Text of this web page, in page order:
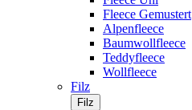
Fleece Gemustert
Alpenfleece
Baumwollfleece
Teddyfleece
Wollfleece
Filz
Filz